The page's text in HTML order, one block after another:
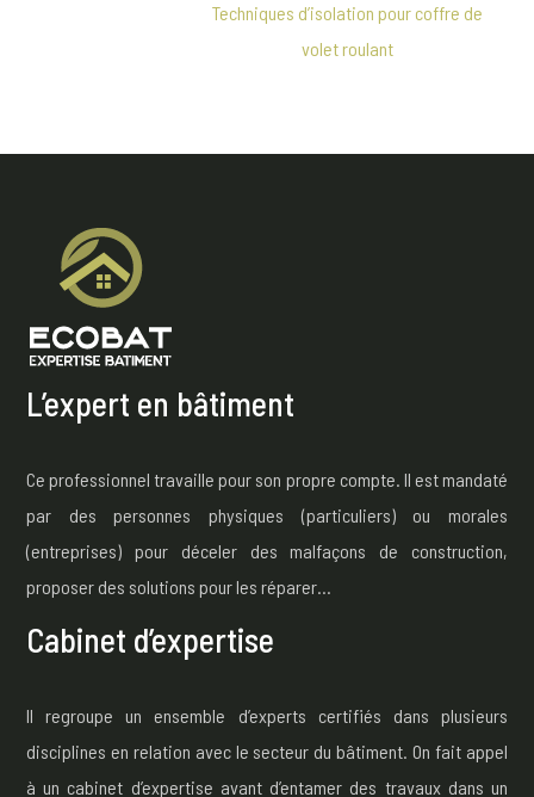
Techniques d’isolation pour coffre de
volet roulant
L’expert en bâtiment
Ce professionnel travaille pour son propre compte. Il est mandaté
par des personnes physiques (particuliers) ou morales
(entreprises) pour déceler des malfaçons de construction,
proposer des solutions pour les réparer…
Cabinet d’expertise
Il regroupe un ensemble d’experts certifiés dans plusieurs
disciplines en relation avec le secteur du bâtiment. On fait appel
à un cabinet d’expertise avant d’entamer des travaux dans un